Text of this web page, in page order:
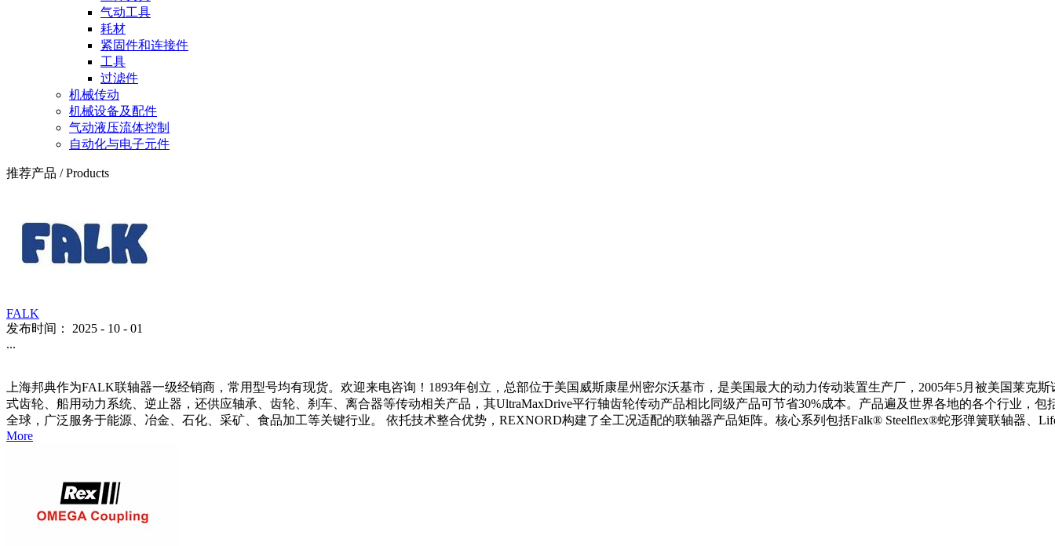
仪器仪表
成套设备
其它产品
变压器进口组件
工具与耗材
焊接设备
密封件
手动工具
电动工具
磨具
耗材
紧固件和连接件
工具
气动液压流体控制
FALK
发布时间： 2025 - 10 - 01